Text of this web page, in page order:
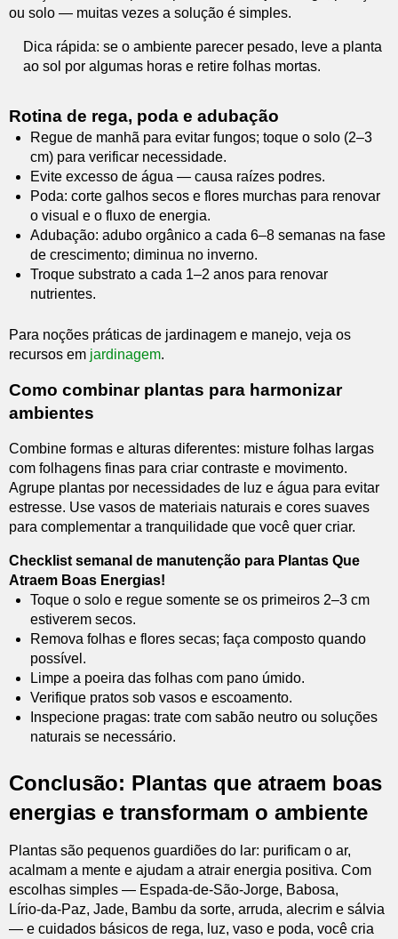
ou solo — muitas vezes a solução é simples.
Dica rápida: se o ambiente parecer pesado, leve a planta
ao sol por algumas horas e retire folhas mortas.
Rotina de rega, poda e adubação
Regue de manhã para evitar fungos; toque o solo (2–3
cm) para verificar necessidade.
Evite excesso de água — causa raízes podres.
Poda: corte galhos secos e flores murchas para renovar
o visual e o fluxo de energia.
Adubação: adubo orgânico a cada 6–8 semanas na fase
de crescimento; diminua no inverno.
Troque substrato a cada 1–2 anos para renovar
nutrientes.
Para noções práticas de jardinagem e manejo, veja os
recursos em jardinagem.
Como combinar plantas para harmonizar
ambientes
Combine formas e alturas diferentes: misture folhas largas
com folhagens finas para criar contraste e movimento.
Agrupe plantas por necessidades de luz e água para evitar
estresse. Use vasos de materiais naturais e cores suaves
para complementar a tranquilidade que você quer criar.
Checklist semanal de manutenção para Plantas Que
Atraem Boas Energias!
Toque o solo e regue somente se os primeiros 2–3 cm
estiverem secos.
Remova folhas e flores secas; faça composto quando
possível.
Limpe a poeira das folhas com pano úmido.
Verifique pratos sob vasos e escoamento.
Inspecione pragas: trate com sabão neutro ou soluções
naturais se necessário.
Conclusão: Plantas que atraem boas
energias e transformam o ambiente
Plantas são pequenos guardiões do lar: purificam o ar,
acalmam a mente e ajudam a atrair energia positiva. Com
escolhas simples — Espada-de-São-Jorge, Babosa,
Lírio‑da‑Paz, Jade, Bambu da sorte, arruda, alecrim e sálvia
— e cuidados básicos de rega, luz, vaso e poda, você cria